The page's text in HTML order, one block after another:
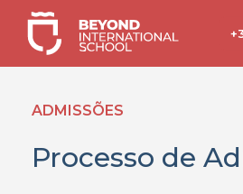
Skip
main
ADMISSÕES
Processo de